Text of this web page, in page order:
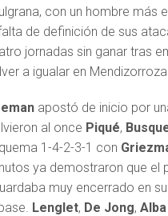
con un hombre más
de definición de sus
jornadas sin ganar tras
a igualar en Mendizorroza.
apostó de inicio por
al once Piqué,
1-4-2-3-1 con
ya demostraron que el
muy encerrado en
Lenglet, De Jong,